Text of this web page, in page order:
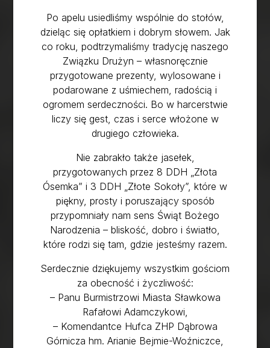
Po apelu usiedliśmy wspólnie do stołów,
dzieląc się opłatkiem i dobrym słowem. Jak
co roku, podtrzymaliśmy tradycję naszego
Związku Drużyn – własnoręcznie
przygotowane prezenty, wylosowane i
podarowane z uśmiechem, radością i
ogromem serdeczności. Bo w harcerstwie
liczy się gest, czas i serce włożone w
drugiego człowieka.
Nie zabrakło także jasełek,
przygotowanych przez 8 DDH „Złota
Ósemka” i 3 DDH „Złote Sokoły”, które w
piękny, prosty i poruszający sposób
przypomniały nam sens Świąt Bożego
Narodzenia – bliskość, dobro i światło,
które rodzi się tam, gdzie jesteśmy razem.
Serdecznie dziękujemy wszystkim gościom
za obecność i życzliwość:
– Panu Burmistrzowi Miasta Sławkowa
Rafałowi Adamczykowi,
– Komendantce Hufca ZHP Dąbrowa
Górnicza hm. Arianie Bejmie-Woźniczce,